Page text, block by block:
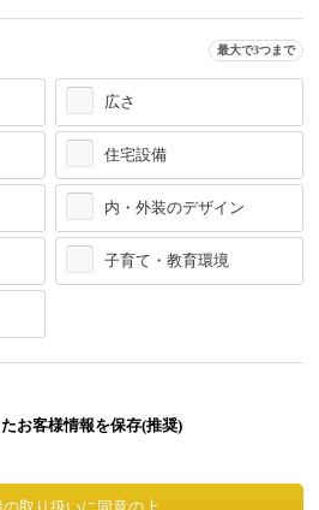
最大で3つまで
広さ
住宅設備
内・外装のデザイン
子育て・教育環境
お客様情報を保存(推奨)